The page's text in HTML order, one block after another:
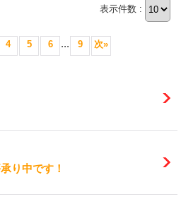
表示件数 :
4 5 6 ... 9 次»
り中です！